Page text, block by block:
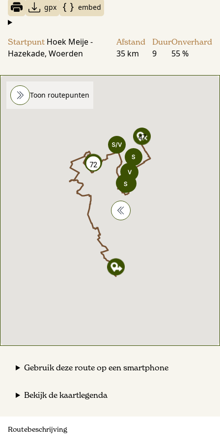
gpx embed
Startpunt Hoek Meije -
Hazekade, Woerden
Afstand
35 km
Duur
9
Onverhard
55 %
Toon routepunten
72
47
72
47
Gebruik deze route op een smartphone
Bekijk de kaartlegenda
Routebeschrijving